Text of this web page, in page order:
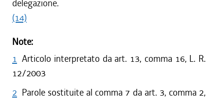
delegazione.
(14)
Note:
1 Articolo interpretato da art. 13, comma 16, L. R.
12/2003
2 Parole sostituite al comma 7 da art. 3, comma 2,